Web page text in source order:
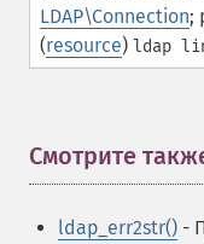
LDAP\Connection;
(resource) ldap
Смотрите
ldap_err2str() -